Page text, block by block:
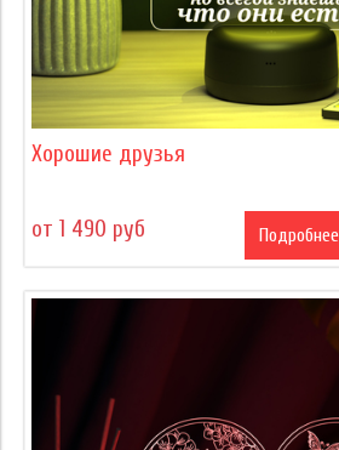
Хорошие друзья
от 1 490 руб Подробнее